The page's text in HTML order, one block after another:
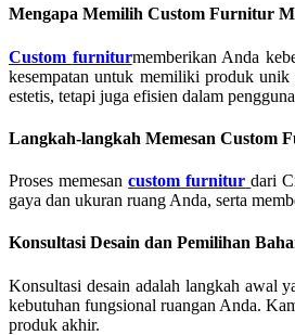
Mengapa Memilih Custom Furnitur
Custom furniturmemberikan Anda
kesempatan untuk memiliki produk
estetis, tetapi juga efisien dalam
Langkah-langkah Memesan Custom
Proses memesancustom furnitur dari
gaya dan ukuran ruang Anda, serta
Konsultasi Desain dan Pemilihan
Konsultasi desain adalah langkah awal
kebutuhan fungsional ruangan Anda.
produk akhir.